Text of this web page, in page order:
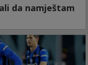
da namještam